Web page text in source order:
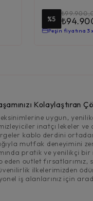
%5
₺
₺
Peşin fiyatına 3 x
Kolaylaştıran
uygun,
inatçı lekeler
kablo derdini
mutfak deneyimini
pratik ve yenilikçi
eden outlet
ilkelerimizden
iş alanlarınız için